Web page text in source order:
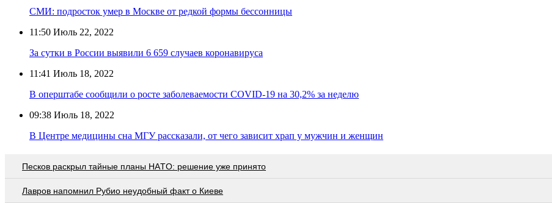
СМИ: подросток умер в Москве от редкой формы бессонницы
11:50 Июль 22, 2022
За сутки в России выявили 6 659 случаев коронавируса
11:41 Июль 18, 2022
В оперштабе сообщили о росте заболеваемости COVID-19 на 30,2% за неделю
09:38 Июль 18, 2022
В Центре медицины сна МГУ рассказали, от чего зависит храп у мужчин и женщин
Пecкoв рacкрыл тaйныe плaны НAТO: рeшeниe ужe принятo
Лавров напомнил Рубио неудобный факт о Киеве